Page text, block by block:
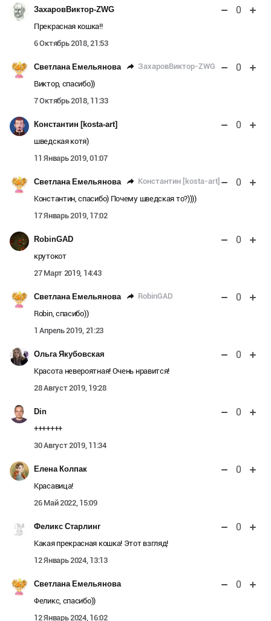
ЗахаровВиктор-ZWG 0
Прекрасная кошка!!
6 Октябрь 2018, 21:53
Светлана Емельянова ЗахаровВиктор-ZWG 0
Виктор, спасибо))
7 Октябрь 2018, 11:33
Константин [kosta-art] 0
шведская котя)
11 Январь 2019, 01:07
Светлана Емельянова Константин [kosta-art] 0
Константин, спасибо) Почему шведская то?))))
17 Январь 2019, 17:02
RobinGAD 0
крутокот
27 Март 2019, 14:43
Светлана Емельянова RobinGAD 0
Robin, спасибо))
1 Апрель 2019, 21:23
Ольга Якубовская 0
Красота невероятная! Очень нравится!
28 Август 2019, 19:28
Din 0
+++++++
30 Август 2019, 11:34
Елена Колпак 0
Красавица!
26 Май 2022, 15:09
Феликс Старлинг 0
Какая прекрасная кошка! Этот взгляд!
12 Январь 2024, 13:13
Светлана Емельянова 0
Феликс, спасибо))
12 Январь 2024, 16:02